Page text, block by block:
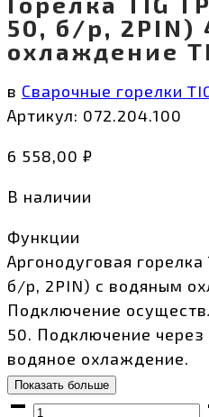
50, б/р, 2PIN)
охлаждение
в Сварочные горелки
Артикул: 072.204.100
6 558,00 ₽
В наличии
Функции
Аргонодуговая
б/р, 2PIN) с водяным
Подключение
50. Подключение
водяное охлаждение.
Показать больше
Горелка